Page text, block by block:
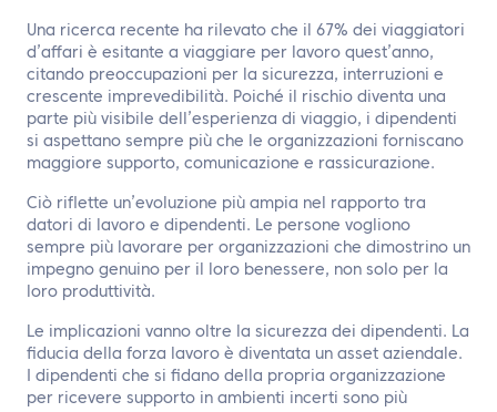
Una ricerca recente ha rilevato che il 67% dei viaggiatori
d’affari è esitante a viaggiare per lavoro quest’anno,
citando preoccupazioni per la sicurezza, interruzioni e
crescente imprevedibilità. Poiché il rischio diventa una
parte più visibile dell’esperienza di viaggio, i dipendenti
si aspettano sempre più che le organizzazioni forniscano
maggiore supporto, comunicazione e rassicurazione.
Ciò riflette un’evoluzione più ampia nel rapporto tra
datori di lavoro e dipendenti. Le persone vogliono
sempre più lavorare per organizzazioni che dimostrino un
impegno genuino per il loro benessere, non solo per la
loro produttività.
Le implicazioni vanno oltre la sicurezza dei dipendenti. La
fiducia della forza lavoro è diventata un asset aziendale.
I dipendenti che si fidano della propria organizzazione
per ricevere supporto in ambienti incerti sono più